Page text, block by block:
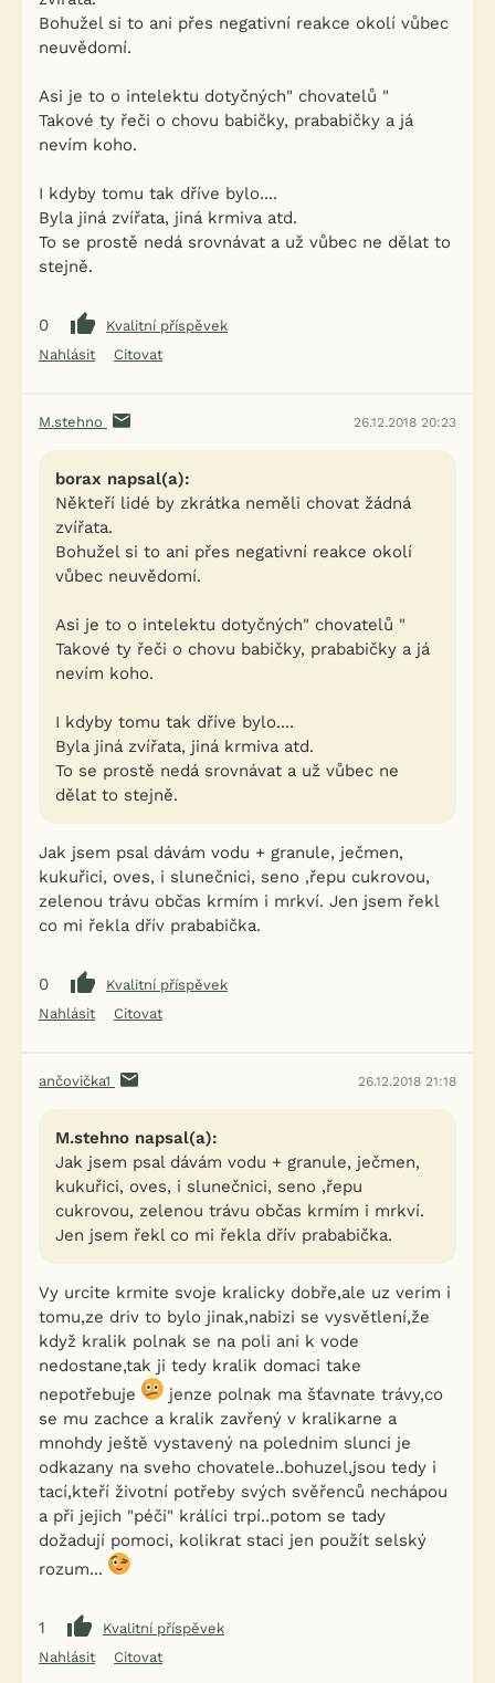
Bohužel si to ani přes negativní reakce okolí vůbec
neuvědomí.
Asi je to o intelektu dotyčných" chovatelů "
Takové ty řeči o chovu babičky, prababičky a já
nevím koho.
I kdyby tomu tak dříve bylo....
Byla jiná zvířata, jiná krmiva atd.
To se prostě nedá srovnávat a už vůbec ne dělat to
stejně.
0
Kvalitní příspěvek
Nahlásit
Citovat
M.stehno 26.12.2018 20:23
borax napsal(a):
Někteří lidé by zkrátka neměli chovat žádná
zvířata.
Bohužel si to ani přes negativní reakce okolí
vůbec neuvědomí.
Asi je to o intelektu dotyčných" chovatelů "
Takové ty řeči o chovu babičky, prababičky a já
nevím koho.
I kdyby tomu tak dříve bylo....
Byla jiná zvířata, jiná krmiva atd.
To se prostě nedá srovnávat a už vůbec ne
dělat to stejně.
Jak jsem psal dávám vodu + granule, ječmen,
kukuřici, oves, i slunečnici, seno ,řepu cukrovou,
zelenou trávu občas krmím i mrkví. Jen jsem řekl
co mi řekla dřív prababička.
0
Kvalitní příspěvek
Nahlásit
Citovat
ančovička1 26.12.2018 21:18
M.stehno napsal(a):
Jak jsem psal dávám vodu + granule, ječmen,
kukuřici, oves, i slunečnici, seno ,řepu
cukrovou, zelenou trávu občas krmím i mrkví.
Jen jsem řekl co mi řekla dřív prababička.
Vy urcite krmite svoje kralicky dobře,ale uz verim i
tomu,ze driv to bylo jinak,nabizi se vysvětlení,že
když kralik polnak se na poli ani k vode
nedostane,tak ji tedy kralik domaci take
nepotřebuje
jenze polnak ma šťavnate trávy,co
se mu zachce a kralik zavřený v kralikarne a
mnohdy ještě vystavený na polednim slunci je
odkazany na sveho chovatele..bohuzel,jsou tedy i
tací,kteří životní potřeby svých svěřenců nechápou
a při jejich "péči" králíci trpí..potom se tady
dožadují pomoci, kolikrat staci jen použít selský
rozum...
1
Kvalitní příspěvek
Nahlásit
Citovat